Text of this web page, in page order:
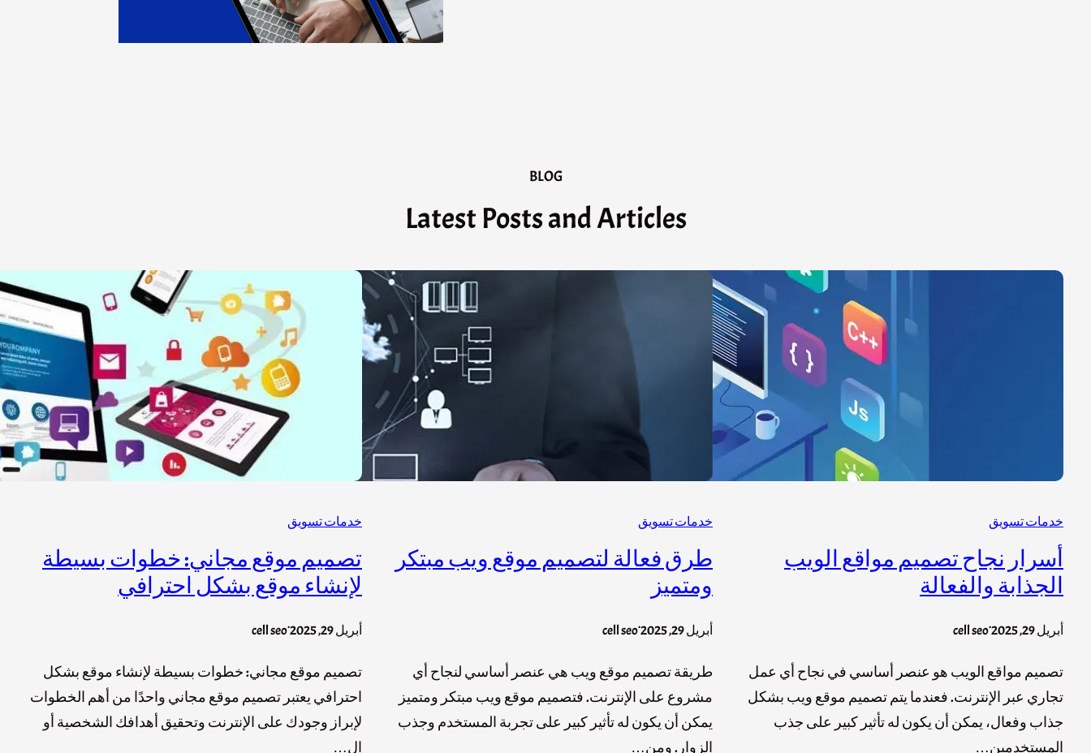
BLOG
Latest Posts and Articles
خدمات تسويق
أسرار نجاح تصميم مواقع الويب
الجذابة والفعالة
أبريل 29, 2025 .
cell seo
تصميم مواقع الويب هو عنصر أساسي في نجاح أي عمل
تجاري عبر الإنترنت. فعندما يتم تصميم موقع ويب بشكل
جذاب وفعال، يمكن أن يكون له تأثير كبير على جذب
المستخدمين…
خدمات تسويق
طرق فعالة لتصميم موقع ويب مبتكر
ومتميز
أبريل 29, 2025 .
cell seo
طريقة تصميم موقع ويب هي عنصر أساسي لنجاح أي
مشروع على الإنترنت. فتصميم موقع ويب مبتكر ومتميز
يمكن أن يكون له تأثير كبير على تجربة المستخدم وجذب
الزوار. ومن…
خدمات تسويق
تصميم موقع مجاني: خطوات بسيطة
لإنشاء موقع بشكل احترافي
أبريل 29, 2025 .
cell seo
تصميم موقع مجاني: خطوات بسيطة لإنشاء موقع بشكل
احترافي يعتبر تصميم موقع مجاني واحدًا من أهم الخطوات
لإبراز وجودك على الإنترنت وتحقيق أهدافك الشخصية أو
ال…